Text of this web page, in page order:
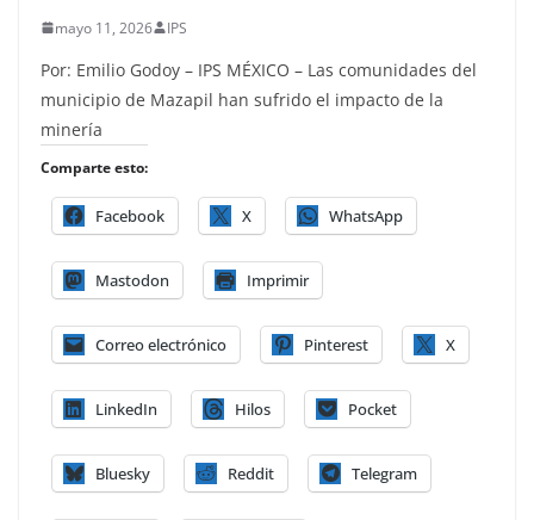
mayo 11, 2026 IPS
Por: Emilio Godoy – IPS MÉXICO – Las comunidades del
municipio de Mazapil han sufrido el impacto de la
minería
Comparte esto:
Facebook X WhatsApp
Mastodon Imprimir
Correo electrónico Pinterest X
LinkedIn Hilos Pocket
Bluesky Reddit Telegram